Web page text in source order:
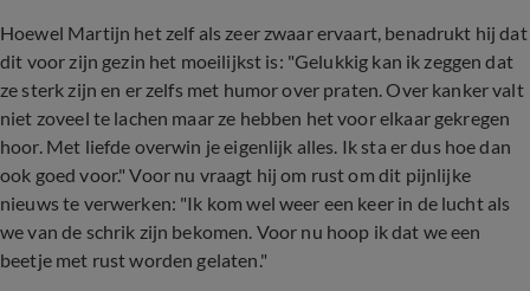
Hoewel Martijn het zelf als zeer zwaar ervaart, benadrukt hij dat
dit voor zijn gezin het moeilijkst is: "Gelukkig kan ik zeggen dat
ze sterk zijn en er zelfs met humor over praten. Over kanker valt
niet zoveel te lachen maar ze hebben het voor elkaar gekregen
hoor. Met liefde overwin je eigenlijk alles. Ik sta er dus hoe dan
ook goed voor." Voor nu vraagt hij om rust om dit pijnlijke
nieuws te verwerken: "Ik kom wel weer een keer in de lucht als
we van de schrik zijn bekomen. Voor nu hoop ik dat we een
beetje met rust worden gelaten."